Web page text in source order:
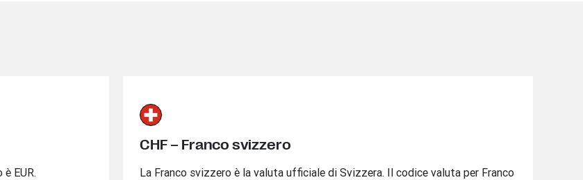
EUR.
CHF – Franco svizzero
La Franco svizzero è la valuta ufficiale di Svizzera. Il codice valuta per Franco